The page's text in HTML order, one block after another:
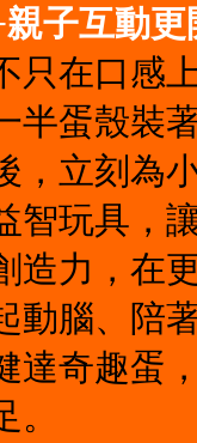
子互動更
只在口感
半蛋殼裝
，立刻為
智玩具，
造力，在
動腦、陪
達奇趣蛋